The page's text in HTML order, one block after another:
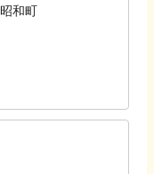
昭和町